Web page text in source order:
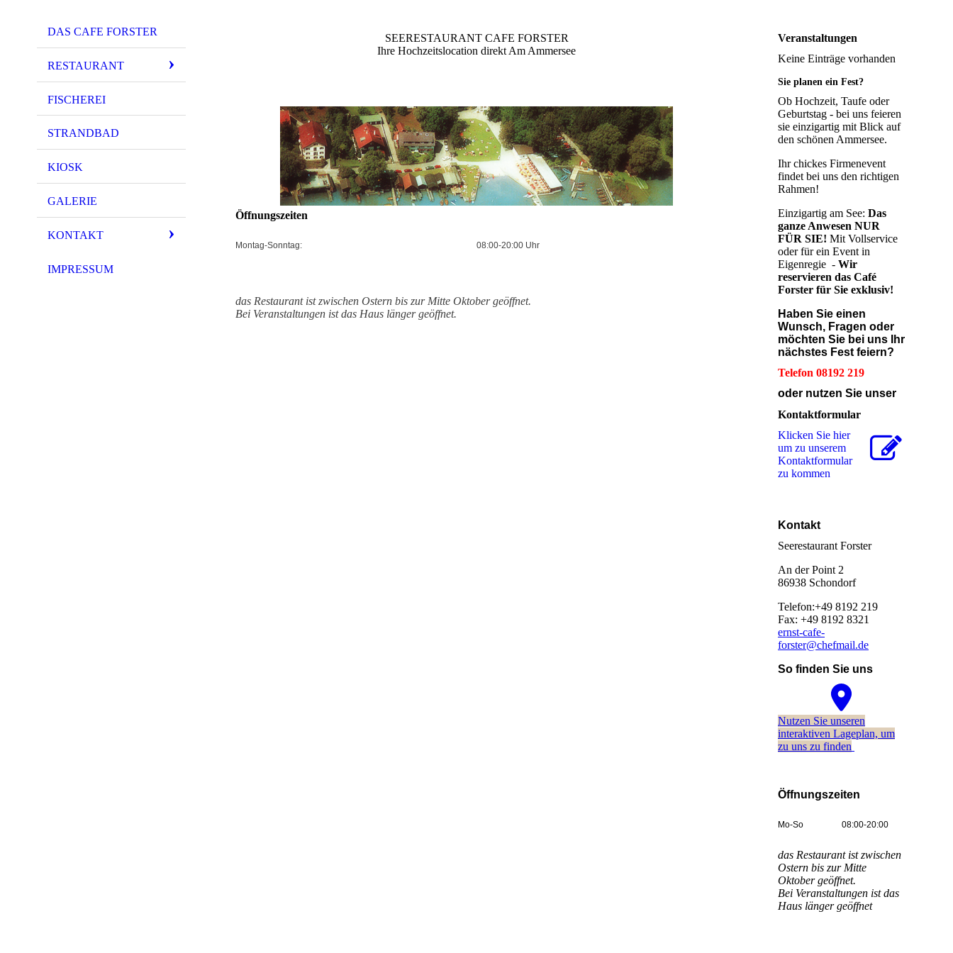
DAS CAFE FORSTER
RESTAURANT
FISCHEREI
STRANDBAD
KIOSK
GALERIE
KONTAKT
IMPRESSUM
SEERESTAURANT CAFE FORSTER
Ihre Hochzeitslocation direkt Am Ammersee
Öffnungszeiten
Montag-Sonntag: 08:00-20:00 Uhr
das Restaurant ist zwischen Ostern bis zur Mitte Oktober geöffnet.
Bei Veranstaltungen ist das Haus länger geöffnet.
Veranstaltungen
Keine Einträge vorhanden
Sie planen ein Fest?
Ob Hochzeit, Taufe oder
Geburtstag - bei uns feieren
sie einzigartig mit Blick auf
den schönen Ammersee.
Ihr chickes Firmenevent
findet bei uns den richtigen
Rahmen!
Einzigartig am See: Das
ganze Anwesen NUR
FÜR SIE! Mit Vollservice
oder für ein Event in
Eigenregie - Wir
reservieren das Café
Forster für Sie exklusiv!
Haben Sie einen
Wunsch, Fragen oder
möchten Sie bei uns Ihr
nächstes Fest feiern?
Telefon 08192 219
oder nutzen Sie unser
Kontaktformular
Klicken Sie hier
um zu unserem
Kon­takt­for­mu­lar
zu kommen
Kontakt
Seerestaurant Forster
An der Point 2
86938 Schondorf
Telefon:+49 8192 219
Fax: +49 8192 8321
ernst-cafe-
forster@chefmail.de
So finden Sie uns
Nutzen Sie unseren
interaktiven La­ge­plan, um
zu uns zu finden
Öffnungszeiten
Mo-So 08:00-20:00
das Restaurant ist zwischen
Ostern bis zur Mitte
Oktober geöffnet.
Bei Veranstaltungen ist das
Haus länger geöffnet